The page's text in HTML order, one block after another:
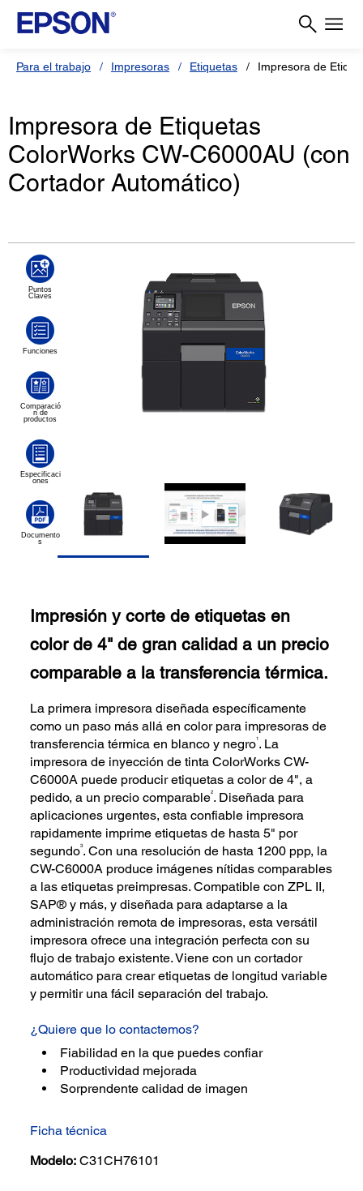
Para el trabajo Impresoras Etiquetas Impresora de
Impresora de Etiquetas
ColorWorks CW-C6000AU (con
Cortador Automático)
Impresión y corte de etiquetas en
color de 4" de gran calidad a un precio
comparable a la transferencia térmica.
La primera impresora diseñada específicamente
como un paso más allá en color para impresoras de
transferencia térmica en blanco y negro1. La
impresora de inyección de tinta ColorWorks CW-
C6000A puede producir etiquetas a color de 4", a
pedido, a un precio comparable2. Diseñada para
aplicaciones urgentes, esta confiable impresora
rapidamente imprime etiquetas de hasta 5" por
segundo3. Con una resolución de hasta 1200 ppp, la
CW-C6000A produce imágenes nítidas comparables
a las etiquetas preimpresas. Compatible con ZPL II,
SAP® y más, y diseñada para adaptarse a la
administración remota de impresoras, esta versátil
impresora ofrece una integración perfecta con su
flujo de trabajo existente. Viene con un cortador
automático para crear etiquetas de longitud variable
y permitir una fácil separación del trabajo.
¿Quiere que lo contactemos?
Fiabilidad en la que puedes confiar
Productividad mejorada
Sorprendente calidad de imagen
Ficha técnica
Modelo: C31CH76101